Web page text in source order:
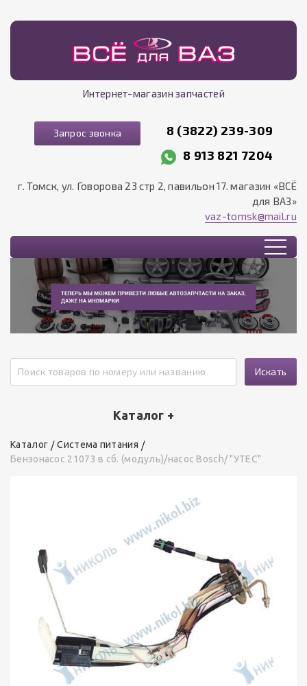
Интернет-магазин запчастей
Запрос звонка
8 (3822) 239-309
8 913 821 7204
г. Томск, ул. Говорова 23 стр 2, павильон 17. магазин «ВСЁ
для ВАЗ»
vaz-tomsk@mail.ru
Искать
Каталог +
Каталог
Система питания
Бензонасос 21073 в сб. (модуль)/насос Bosch/ "УТЕС"